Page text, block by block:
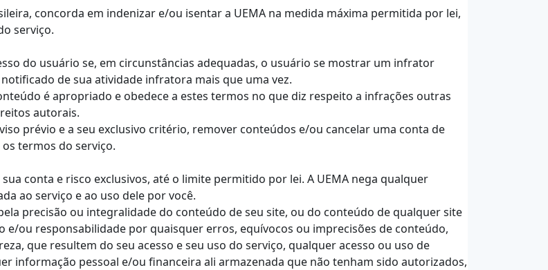
concorda em indenizar e/ou isentar a UEMA na medida máxima permitida por lei,
serviço.
do usuário se, em circunstâncias adequadas, o usuário se mostrar um infrator
de sua atividade infratora mais que uma vez.
é apropriado e obedece a estes termos no que diz respeito a infrações outras
autorais.
prévio e a seu exclusivo critério, remover conteúdos e/ou cancelar uma conta de
termos do serviço.
conta e risco exclusivos, até o limite permitido por lei. A UEMA nega qualquer
ao serviço e ao uso dele por você.
precisão ou integralidade do conteúdo de seu site, ou do conteúdo de qualquer site
e/ou responsabilidade por quaisquer erros, equívocos ou imprecisões de conteúdo,
que resultem do seu acesso e seu uso do serviço, qualquer acesso ou uso de
informação pessoal e/ou financeira ali armazenada que não tenham sido autorizados,